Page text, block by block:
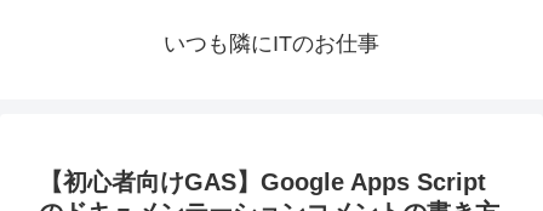
いつも隣にITのお仕事
【初心者向けGAS】Google Apps Script